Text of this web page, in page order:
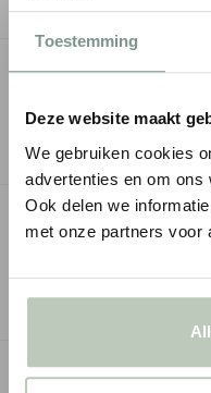
Toestemming
Deze website maakt
We gebruiken cookies
advertenties en om ons
Ook delen we
met onze partners voor
OMSCHRIJVING
GERELATEERDE